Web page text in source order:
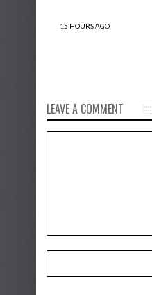
15 HOURS AGO
LEAVE A COMMENT